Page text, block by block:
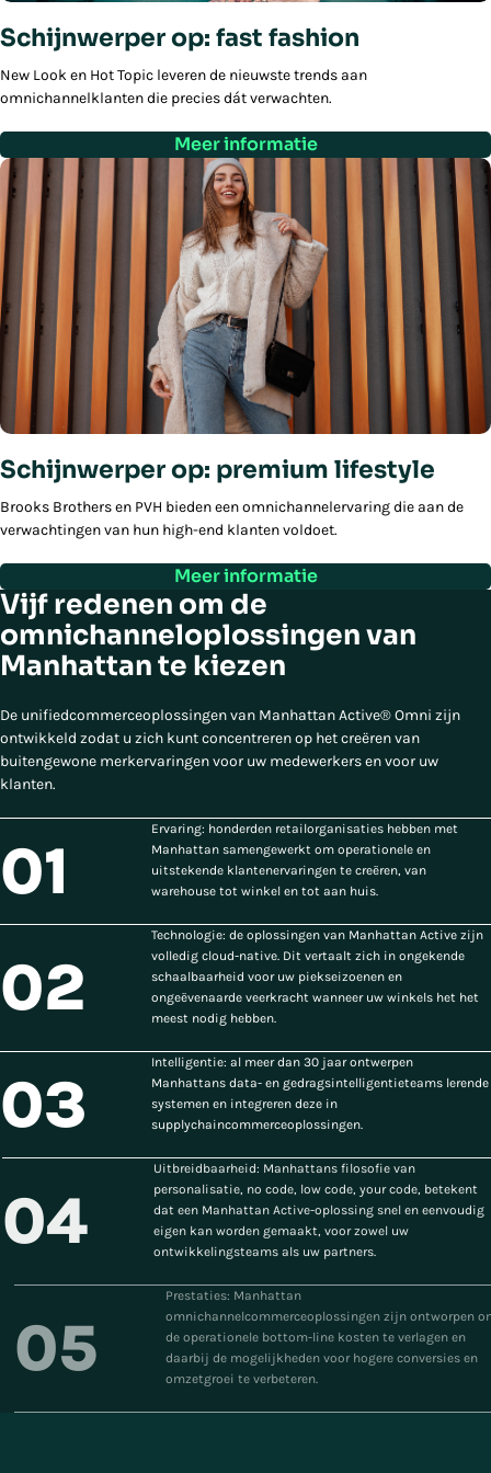
Schijnwerper op: fast fashion
New Look en Hot Topic leveren de nieuwste trends aan
omnichannelklanten die precies dát verwachten.
Meer informatie
Schijnwerper op: premium lifestyle
Brooks Brothers en PVH bieden een omnichannelervaring die aan de
verwachtingen van hun high-end klanten voldoet.
Meer informatie
Vijf redenen om de
omnichanneloplossingen van
Manhattan te kiezen
De unifiedcommerceoplossingen van Manhattan Active® Omni zijn
ontwikkeld zodat u zich kunt concentreren op het creëren van
buitengewone merkervaringen voor uw medewerkers en voor uw
klanten.
01
Ervaring: honderden retailorganisaties hebben met
Manhattan samengewerkt om operationele en
uitstekende klantenervaringen te creëren, van
warehouse tot winkel en tot aan huis.
02
Technologie: de oplossingen van Manhattan Active zijn
volledig cloud-native. Dit vertaalt zich in ongekende
schaalbaarheid voor uw piekseizoenen en
ongeëvenaarde veerkracht wanneer uw winkels het het
meest nodig hebben.
03
Intelligentie: al meer dan 30 jaar ontwerpen
Manhattans data- en gedragsintelligentieteams lerende
systemen en integreren deze in
supplychaincommerceoplossingen.
04
Uitbreidbaarheid: Manhattans filosofie van
personalisatie, no code, low code, your code, betekent
dat een Manhattan Active-oplossing snel en eenvoudig
eigen kan worden gemaakt, voor zowel uw
ontwikkelingsteams als uw partners.
05
Prestaties: Manhattan
omnichannelcommerceoplossingen zijn ontworpen om
de operationele bottom-line kosten te verlagen en
daarbij de mogelijkheden voor hogere conversies en
omzetgroei te verbeteren.